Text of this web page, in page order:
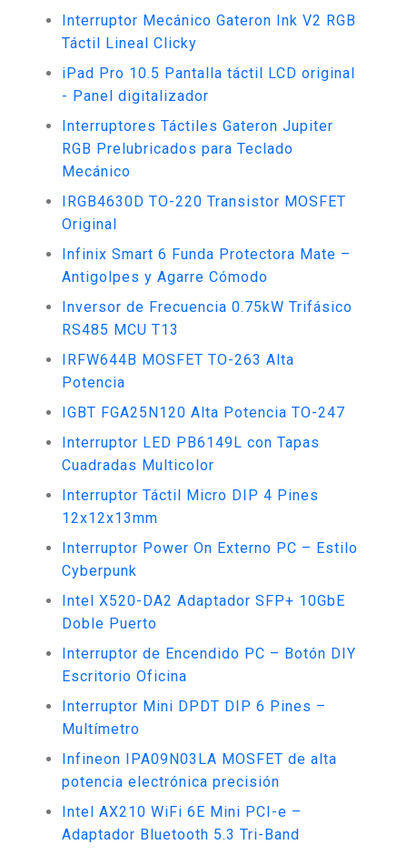
Interruptor Mecánico Gateron Ink V2 RGB
Táctil Lineal Clicky
iPad Pro 10.5 Pantalla táctil LCD original
- Panel digitalizador
Interruptores Táctiles Gateron Jupiter
RGB Prelubricados para Teclado
Mecánico
IRGB4630D TO-220 Transistor MOSFET
Original
Infinix Smart 6 Funda Protectora Mate –
Antigolpes y Agarre Cómodo
Inversor de Frecuencia 0.75kW Trifásico
RS485 MCU T13
IRFW644B MOSFET TO-263 Alta
Potencia
IGBT FGA25N120 Alta Potencia TO-247
Interruptor LED PB6149L con Tapas
Cuadradas Multicolor
Interruptor Táctil Micro DIP 4 Pines
12x12x13mm
Interruptor Power On Externo PC – Estilo
Cyberpunk
Intel X520-DA2 Adaptador SFP+ 10GbE
Doble Puerto
Interruptor de Encendido PC – Botón DIY
Escritorio Oficina
Interruptor Mini DPDT DIP 6 Pines –
Multímetro
Infineon IPA09N03LA MOSFET de alta
potencia electrónica precisión
Intel AX210 WiFi 6E Mini PCI-e –
Adaptador Bluetooth 5.3 Tri-Band